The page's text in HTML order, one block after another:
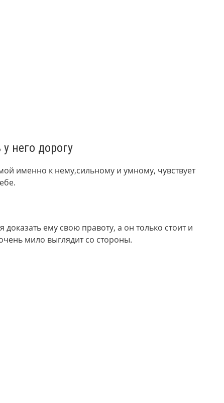
него дорогу
именно к нему,сильному и умному, чувствует
ему свою правоту, а он только стоит и
мило выглядит со стороны.